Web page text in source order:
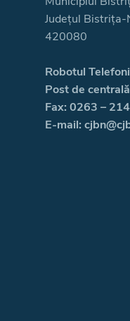
Județul Bistrița-
420080
Robotul
Post de
Fax: 0263 –
E-mail: